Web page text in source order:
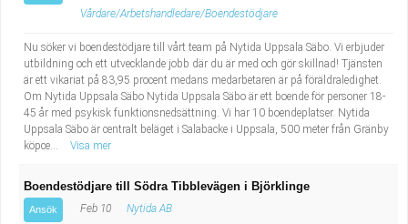
Vårdare/Arbetshandledare/Boendestödjare
Nu söker vi boendestödjare till vårt team på Nytida Uppsala Säbo. Vi erbjuder
utbildning och ett utvecklande jobb där du är med och gör skillnad! Tjänsten
är ett vikariat på 83,95 procent medans medarbetaren är på föräldraledighet.
Om Nytida Uppsala Säbo Nytida Uppsala Säbo är ett boende för personer 18-
45 år med psykisk funktionsnedsättning. Vi har 10 boendeplatser. Nytida
Uppsala Säbo är centralt beläget i Salabacke i Uppsala, 500 meter från Gränby
köpce...
Visa mer
Boendestödjare till Södra Tibblevägen i Björklinge
Ansök Feb 10
Nytida AB